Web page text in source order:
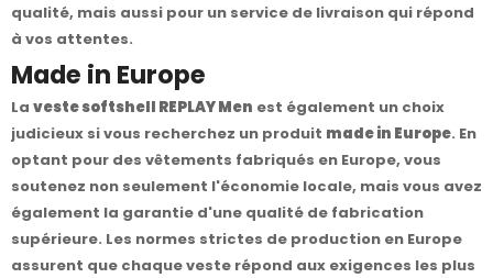
qualité, mais aussi pour un service de livraison qui répond
à vos attentes.
Made in Europe
La veste softshell REPLAY Men est également un choix
judicieux si vous recherchez un produit made in Europe. En
optant pour des vêtements fabriqués en Europe, vous
soutenez non seulement l'économie locale, mais vous avez
également la garantie d'une qualité de fabrication
supérieure. Les normes strictes de production en Europe
assurent que chaque veste répond aux exigences les plus